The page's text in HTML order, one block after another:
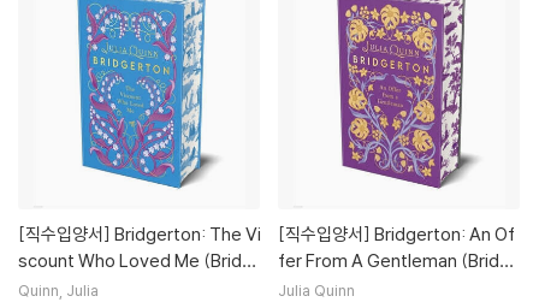
[직수입양서]
scount Who Loved Me (Bridg
ertons Book 2)
Quinn, Julia
[직수입양서]
fer From A Gentleman (Bridge
rtons Book 3)
Julia Quinn